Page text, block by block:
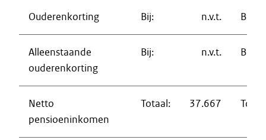
Ouderenkorting Bij: n.v.t. Bij:
Alleenstaande
ouderenkorting
Bij: n.v.t. Bij:
Netto
pensioeninkomen
Totaal: 37.667